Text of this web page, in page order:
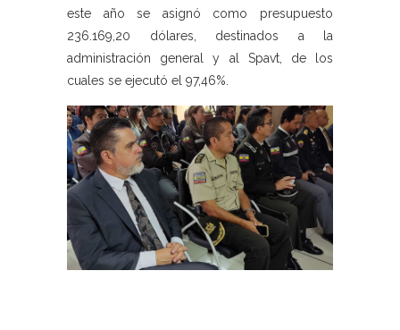
este año se asignó como presupuesto
236.169,20 dólares, destinados a la
administración general y al Spavt, de los
cuales se ejecutó el 97,46%.